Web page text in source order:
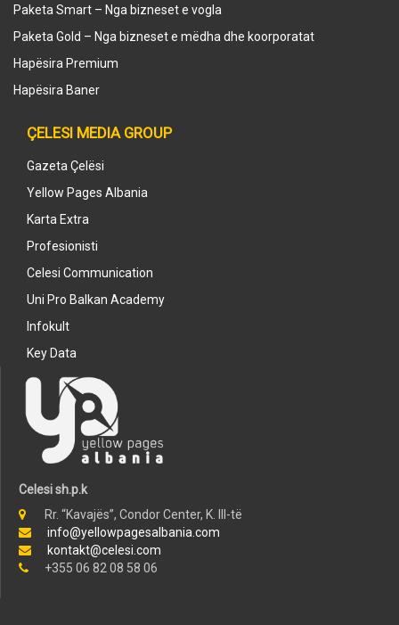
Paketa Smart – Nga bizneset e vogla
Paketa Gold – Nga bizneset e mëdha dhe koorporatat
Hapësira Premium
Hapësira Baner
ÇELESI MEDIA GROUP
Gazeta Çelësi
Yellow Pages Albania
Karta Extra
Profesionisti
Celesi Communication
Uni Pro Balkan Academy
Infokult
Key Data
Celesi sh.p.k
Rr. “Kavajës”, Condor Center, K. III-të
info@yellowpagesalbania.com
kontakt@celesi.com
+355 06 82 08 58 06